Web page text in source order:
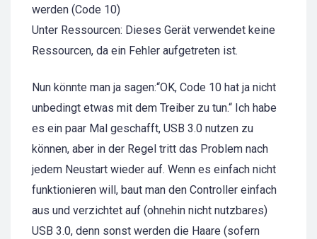
werden (Code 10)
Unter Ressourcen: Dieses Gerät verwendet keine
Ressourcen, da ein Fehler aufgetreten ist.
Nun könnte man ja sagen:“OK, Code 10 hat ja nicht
unbedingt etwas mit dem Treiber zu tun.“ Ich habe
es ein paar Mal geschafft, USB 3.0 nutzen zu
können, aber in der Regel tritt das Problem nach
jedem Neustart wieder auf. Wenn es einfach nicht
funktionieren will, baut man den Controller einfach
aus und verzichtet auf (ohnehin nicht nutzbares)
USB 3.0, denn sonst werden die Haare (sofern